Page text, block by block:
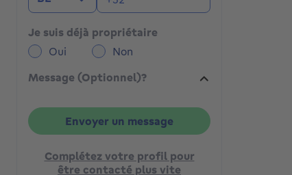
Je suis déjà propriétaire
Oui
Non
Message (Optionnel)?
Envoyer un message
Complétez votre profil pour
être contacté plus vite